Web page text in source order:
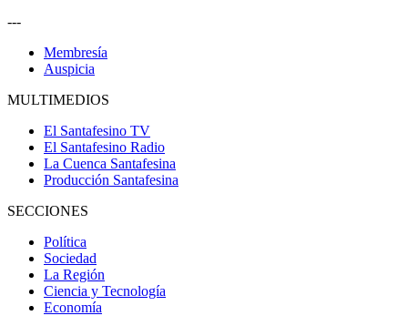
---
Membresía
Auspicia
MULTIMEDIOS
El Santafesino TV
El Santafesino Radio
La Cuenca Santafesina
Producción Santafesina
SECCIONES
Política
Sociedad
La Región
Ciencia y Tecnología
Economía